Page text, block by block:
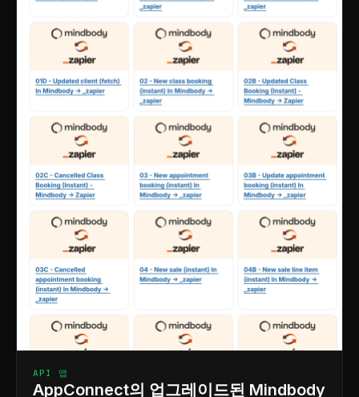
API 앱
AppConnect의 업그레이드된 Mindbody